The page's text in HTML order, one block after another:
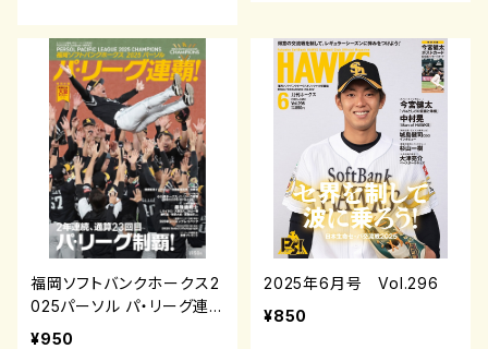
福岡ソフトバンクホークス2
025パーソル パ・リーグ連
覇
¥950
2025年6月号 Vol.296
¥850